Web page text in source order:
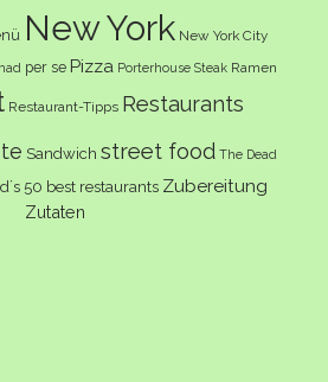
New York New York City
per se Pizza Porterhouse Steak Ramen
Restaurant-Tipps Restaurants
Sandwich street food The Dead
50 best restaurants Zubereitung
Zutaten